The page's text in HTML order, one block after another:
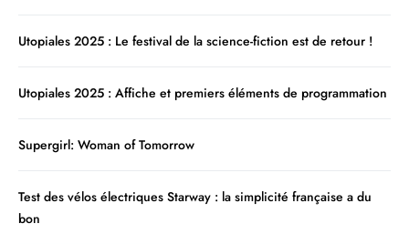
Utopiales 2025 : Le festival de la science-fiction est de retour !
Utopiales 2025 : Affiche et premiers éléments de programmation
Supergirl: Woman of Tomorrow
Test des vélos électriques Starway : la simplicité française a du
bon